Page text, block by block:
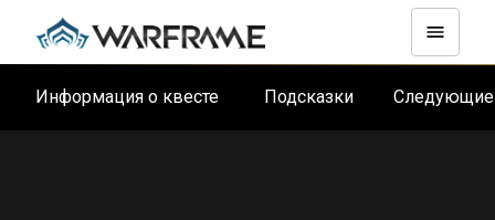
Информация о квесте Подсказки